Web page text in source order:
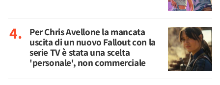
Per Chris Avellone la mancata
uscita di un nuovo Fallout con la
serie TV è stata una scelta
'personale', non commerciale